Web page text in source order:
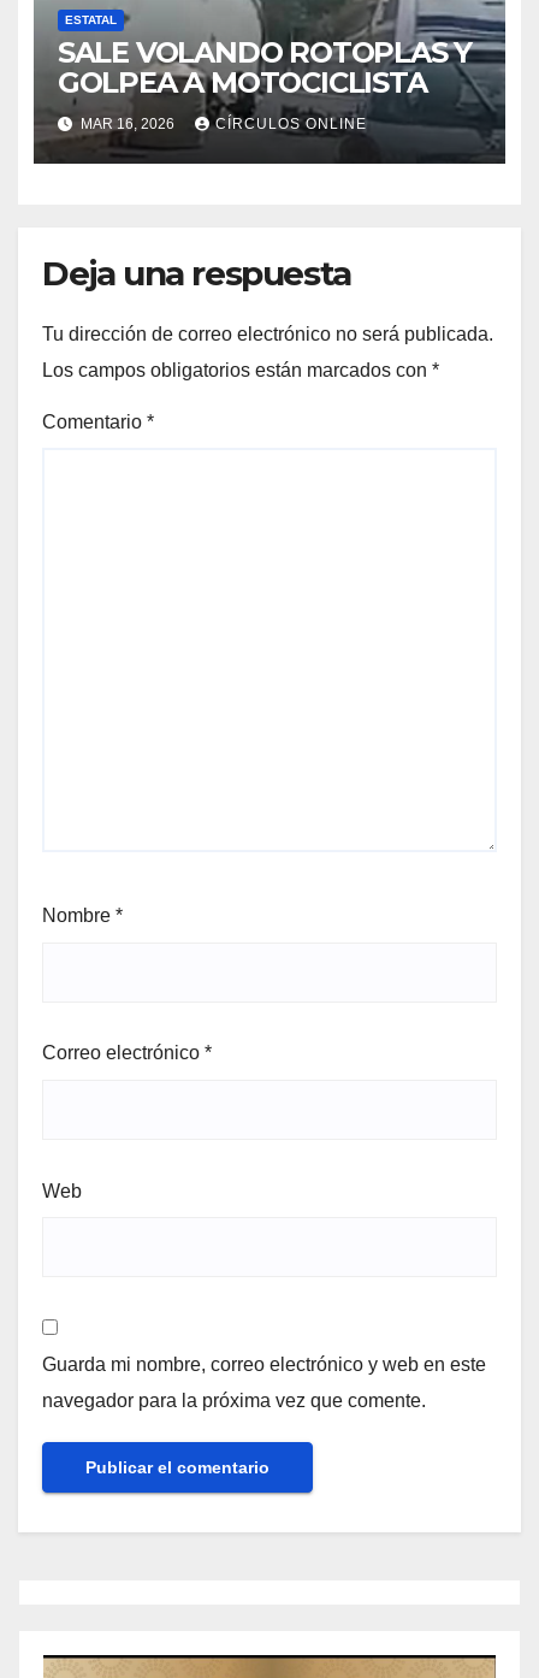
ESTATAL
SALE VOLANDO ROTOPLAS Y
GOLPEA A MOTOCICLISTA
MAR 16, 2026 CÍRCULOS ONLINE
Deja una respuesta
Tu dirección de correo electrónico no será publicada.
Los campos obligatorios están marcados con *
Comentario *
Nombre *
Correo electrónico *
Web
Guarda mi nombre, correo electrónico y web en este
navegador para la próxima vez que comente.